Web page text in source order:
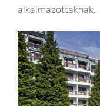
alkalmazottaknak.